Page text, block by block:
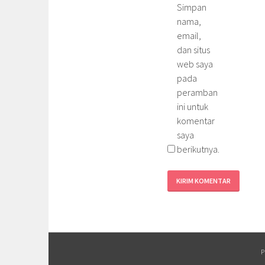
Simpan
nama,
email,
dan situs
web saya
pada
peramban
ini untuk
komentar
saya
berikutnya.